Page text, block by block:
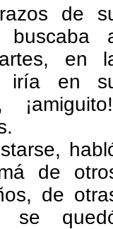
de
buscaba
en
iría en
de
de
se